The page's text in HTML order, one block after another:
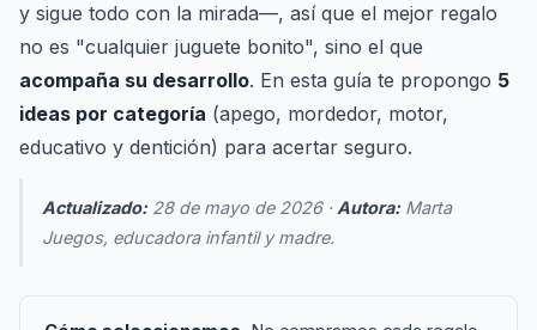
y sigue todo con la mirada—, así que el mejor regalo
no es "cualquier juguete bonito", sino el que
acompaña su desarrollo. En esta guía te propongo 5
ideas por categoría (apego, mordedor, motor,
educativo y dentición) para acertar seguro.
Actualizado:28 de mayo de 2026 · Autora:Marta
Juegos, educadora infantil y madre.